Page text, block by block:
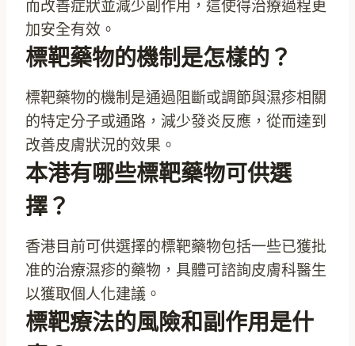
而改善症狀並減少副作用，這使得治療過程更
加安全有效。
標靶藥物的機制是怎樣的？
標靶藥物的機制是通過阻斷或調節與濕疹相關
的特定分子或通路，減少發炎反應，從而達到
改善皮膚狀況的效果。
本港有哪些標靶藥物可供選
擇？
香港目前可供選擇的標靶藥物包括一些已獲批
准的治療濕疹的藥物，具體可諮詢皮膚科醫生
以獲取個人化建議。
標靶療法的風險和副作用是什